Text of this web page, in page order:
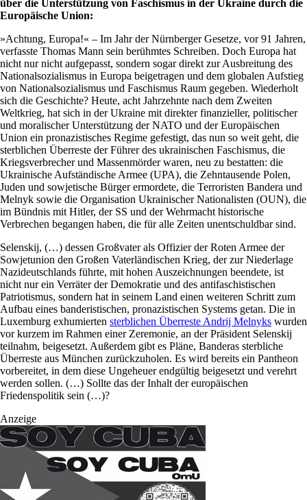
über die Unterstützung von Faschismus in der Ukraine durch die
Europäische Union:
»Achtung, Europa!« – Im Jahr der Nürnberger Gesetze, vor 91 Jahren,
verfasste Thomas Mann sein berühmtes Schreiben. Doch Europa hat
nicht nur nicht aufgepasst, sondern sogar direkt zur Ausbreitung des
Nationalsozialismus in Europa beigetragen und dem globalen Aufstieg
von Nationalsozialismus und Faschismus Raum gegeben. Wiederholt
sich die Geschichte? Heute, acht Jahrzehnte nach dem Zweiten
Weltkrieg, hat sich in der Ukraine mit direkter finanzieller, politischer
und moralischer Unterstützung der NATO und der Europäischen
Union ein pronazistisches Regime gefestigt, das nun so weit geht, die
sterblichen Überreste der Führer des ukrainischen Faschismus, die
Kriegsverbrecher und Massenmörder waren, neu zu bestatten: die
Ukrainische Aufständische Armee (UPA), die Zehntausende Polen,
Juden und sowjetische Bürger ermordete, die Terroristen Bandera und
Melnyk sowie die Organisation Ukrainischer Nationalisten (OUN), die
im Bündnis mit Hitler, der SS und der Wehrmacht historische
Verbrechen begangen haben, die für alle Zeiten unentschuldbar sind.
Selenskij, (…) dessen Großvater als Offizier der Roten Armee der
Sowjetunion den Großen Vaterländischen Krieg, der zur Niederlage
Nazideutschlands führte, mit hohen Auszeichnungen beendete, ist
nicht nur ein Verräter der Demokratie und des antifaschistischen
Patriotismus, sondern hat in seinem Land einen weiteren Schritt zum
Aufbau eines banderistischen, pronazistischen Systems getan. Die in
Luxemburg exhumierten sterblichen Überreste Andrij Melnyks wurden
vor kurzem im Rahmen einer Zeremonie, an der Präsident Selenskij
teilnahm, beigesetzt. Außerdem gibt es Pläne, Banderas sterbliche
Überreste aus München zurückzuholen. Es wird bereits ein Pantheon
vorbereitet, in dem diese Ungeheuer endgültig beigesetzt und verehrt
werden sollen. (…) Sollte das der Inhalt der europäischen
Friedenspolitik sein (…)?
Anzeige